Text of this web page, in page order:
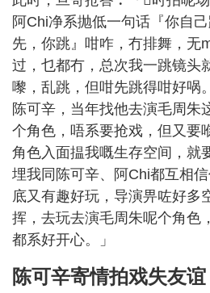
阿Chi净系抛低一句话『你自
先，你跳』咁咋，冇排舞，无
过，乜都冇，总次我一跳镜头
嚟，乱跳，但咁先跳得咁好㖞
陈可辛，当年找他去演毛周朱
个角色，唔系要抢戏，但又要
角色入面揾我嘅生存空间，就
埋我同陈可辛、阿Chi都互相
底又有趣好玩，导演畀咗好多
挥，去玩去演毛周朱呢个角色
都系好开心。」
陈可辛寄情拍戏失友谊